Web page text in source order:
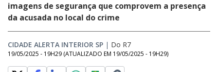
imagens de segurança que comprovem a presença
da acusada no local do crime
CIDADE ALERTA INTERIOR SP | Do R7
19/05/2025 - 19H29 (ATUALIZADO EM 19/05/2025 - 19H29)